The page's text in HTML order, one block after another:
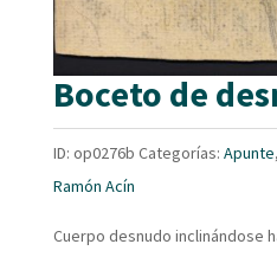
Boceto de
ID: op0276b Categorías: Apunte,
Ramón Acín
Cuerpo desnudo inclinándose